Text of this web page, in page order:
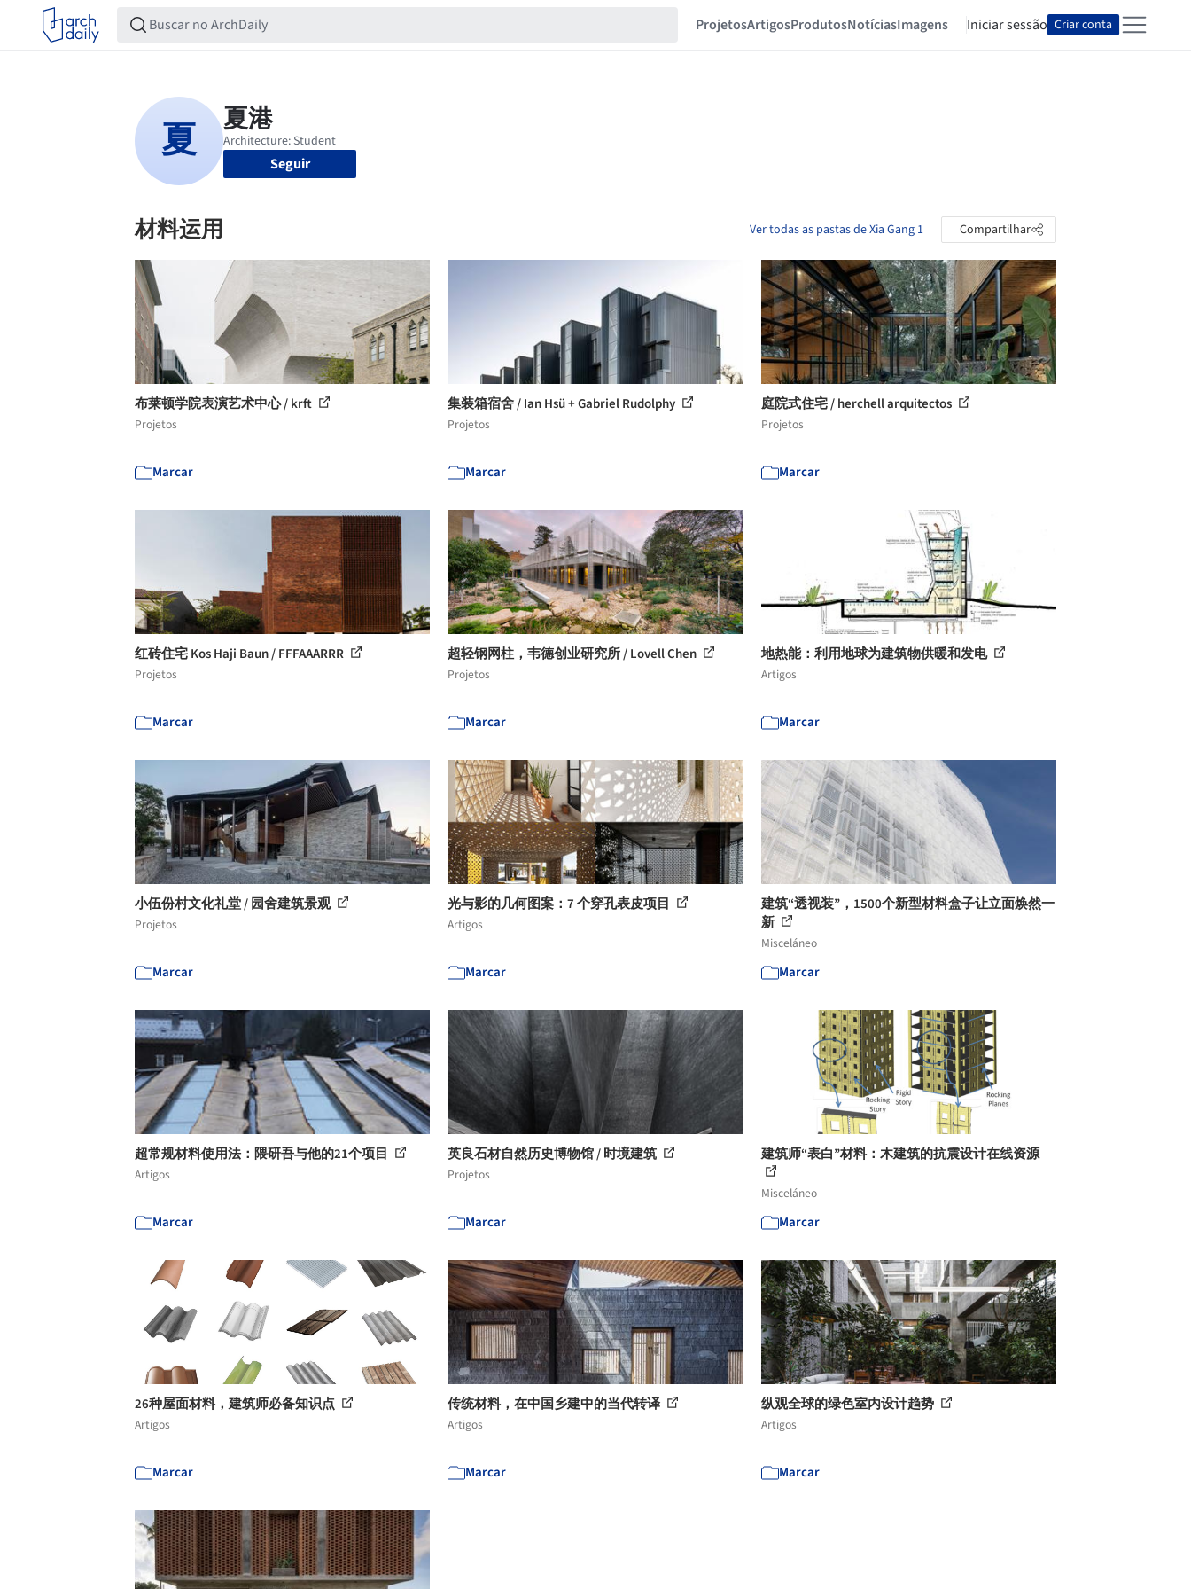
ProjetosArtigosProdutosNotíciasImagens Iniciar sessão Criar conta
Seguir
材料运用 Ver todas as pastas de Xia Gang 1 Compartilhar
布莱顿学院表演艺术中心 / krft
Projetos
Marcar
集装箱宿舍 / Ian Hsü + Gabriel Rudolphy
Projetos
Marcar
庭院式住宅 / herchell arquitectos
Projetos
Marcar
红砖住宅 Kos Haji Baun / FFFAAARRR
Projetos
Marcar
超轻钢网柱，韦德创业研究所 / Lovell Chen
Projetos
Marcar
地热能：利用地球为建筑物供暖和发电
Artigos
Marcar
小伍份村文化礼堂 / 园舍建筑景观
Projetos
Marcar
光与影的几何图案：7 个穿孔表皮项目
Artigos
Marcar
建筑“透视装”，1500个新型材料盒子让立面焕然一
新
Misceláneo
Marcar
超常规材料使用法：隈研吾与他的21个项目
Artigos
Marcar
英良石材自然历史博物馆 / 时境建筑
Projetos
Marcar
建筑师“表白”材料：木建筑的抗震设计在线资源
Misceláneo
Marcar
26种屋面材料，建筑师必备知识点
Artigos
Marcar
传统材料，在中国乡建中的当代转译
Artigos
Marcar
纵观全球的绿色室内设计趋势
Artigos
Marcar